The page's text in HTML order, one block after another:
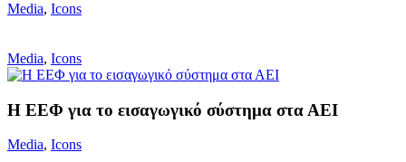
Media, Icons
Media, Icons
Η ΕΕΦ για το εισαγωγικό σύστημα στα ΑΕΙ
Media, Icons